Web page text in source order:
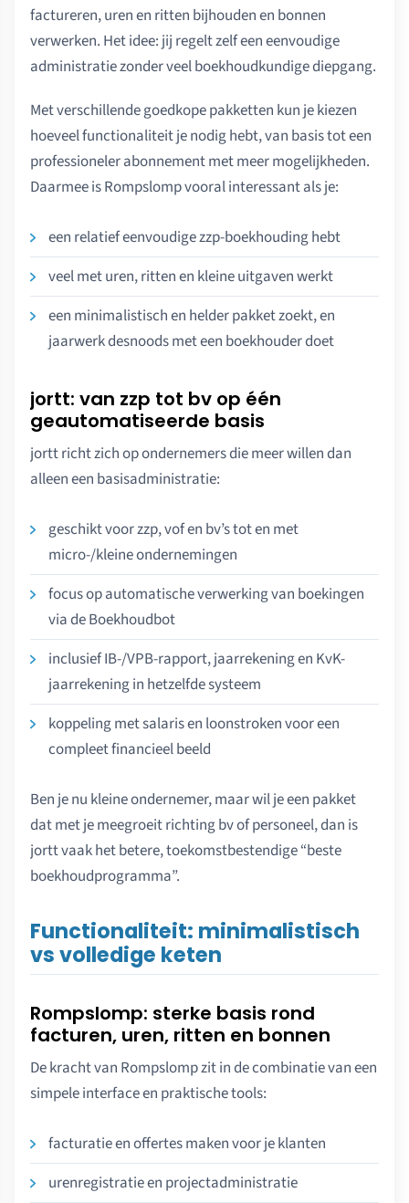
factureren, uren en ritten bijhouden en bonnen
verwerken. Het idee: jij regelt zelf een eenvoudige
administratie zonder veel boekhoudkundige diepgang.
Met verschillende goedkope pakketten kun je kiezen
hoeveel functionaliteit je nodig hebt, van basis tot een
professioneler abonnement met meer mogelijkheden.
Daarmee is Rompslomp vooral interessant als je:
een relatief eenvoudige zzp-boekhouding hebt
veel met uren, ritten en kleine uitgaven werkt
een minimalistisch en helder pakket zoekt, en
jaarwerk desnoods met een boekhouder doet
jortt: van zzp tot bv op één
geautomatiseerde basis
jortt richt zich op ondernemers die meer willen dan
alleen een basisadministratie:
geschikt voor zzp, vof en bv’s tot en met
micro-/kleine ondernemingen
focus op automatische verwerking van boekingen
via de Boekhoudbot
inclusief IB-/VPB-rapport, jaarrekening en KvK-
jaarrekening in hetzelfde systeem
koppeling met salaris en loonstroken voor een
compleet financieel beeld
Ben je nu kleine ondernemer, maar wil je een pakket
dat met je meegroeit richting bv of personeel, dan is
jortt vaak het betere, toekomstbestendige “beste
boekhoudprogramma”.
Functionaliteit: minimalistisch
vs volledige keten
Rompslomp: sterke basis rond
facturen, uren, ritten en bonnen
De kracht van Rompslomp zit in de combinatie van een
simpele interface en praktische tools:
facturatie en offertes maken voor je klanten
urenregistratie en projectadministratie